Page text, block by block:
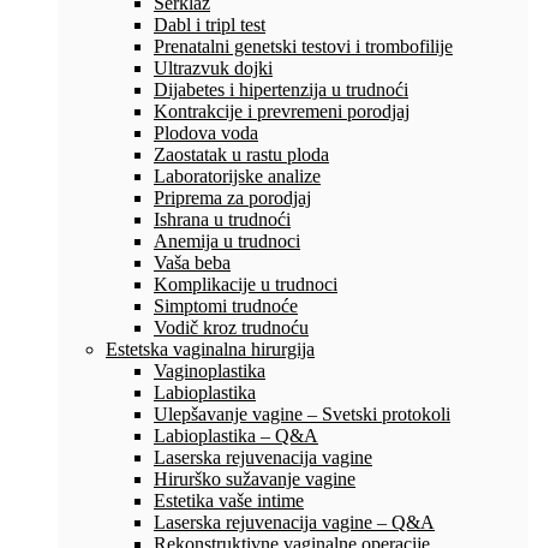
Dabl i tripl test
Prenatalni genetski testovi i trombofilije
Ultrazvuk dojki
Dijabetes i hipertenzija u trudnoći
Kontrakcije i prevremeni porodjaj
Plodova voda
Zaostatak u rastu ploda
Laboratorijske analize
Priprema za porodjaj
Ishrana u trudnoći
Anemija u trudnoci
Vaša beba
Komplikacije u trudnoci
Simptomi trudnoće
Vodič kroz trudnoću
Estetska vaginalna hirurgija
Vaginoplastika
Labioplastika
Ulepšavanje vagine – Svetski protokoli
Labioplastika – Q&A
Laserska rejuvenacija vagine
Hirurško sužavanje vagine
Estetika vaše intime
Laserska rejuvenacija vagine – Q&A
Rekonstruktivne vaginalne operacije